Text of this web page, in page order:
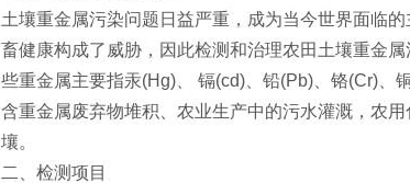
土壤重金属污染问题日益严重，成为当今世界面临
畜健康构成了威胁，因此检测和治理农田土壤重金
些重金属主要指汞(Hg)、 镉(cd)、铅(Pb)、铬(Cr)、
含重金属废弃物堆积、农业生产中的污水灌溉，农
壤。
二、检测项目